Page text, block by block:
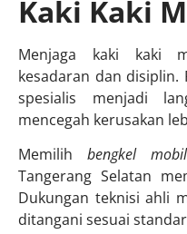
Kaki Kaki
Menjaga kaki kaki
kesadaran dan
spesialis menjadi
mencegah kerusakan
Memilihbengkel
Tangerang Selatan
Dukungan teknisi ahli
ditangani sesuai